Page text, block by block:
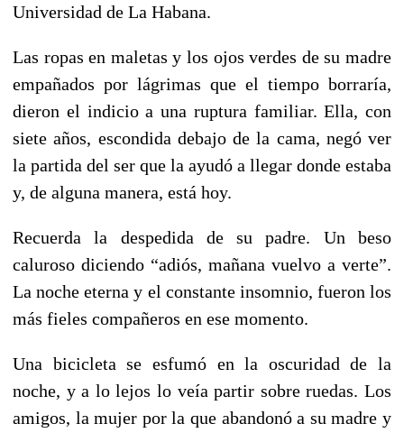
Universidad de La Habana.
Las ropas en maletas y los ojos verdes de su madre
empañados por lágrimas que el tiempo borraría,
dieron el indicio a una ruptura familiar. Ella, con
siete años, escondida debajo de la cama, negó ver
la partida del ser que la ayudó a llegar donde estaba
y, de alguna manera, está hoy.
Recuerda la despedida de su padre. Un beso
caluroso diciendo “adiós, mañana vuelvo a verte”.
La noche eterna y el constante insomnio, fueron los
más fieles compañeros en ese momento.
Una bicicleta se esfumó en la oscuridad de la
noche, y a lo lejos lo veía partir sobre ruedas. Los
amigos, la mujer por la que abandonó a su madre y